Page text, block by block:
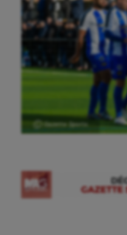
Ⓒ Gazette Sports